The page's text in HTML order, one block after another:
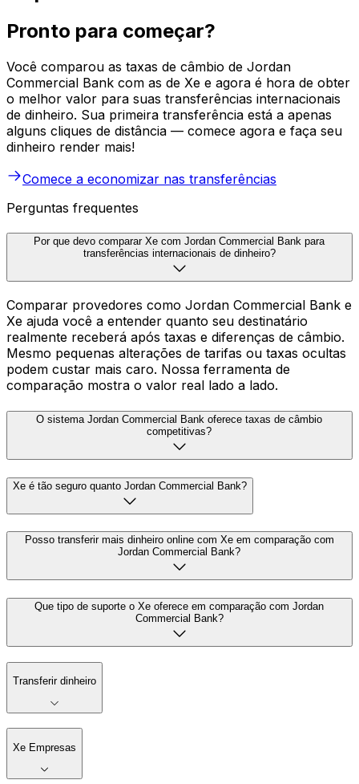
Pronto para começar?
Você comparou as taxas de câmbio de Jordan
Commercial Bank com as de Xe e agora é hora de obter
o melhor valor para suas transferências internacionais
de dinheiro. Sua primeira transferência está a apenas
alguns cliques de distância — comece agora e faça seu
dinheiro render mais!
Comece a economizar nas transferências
Perguntas frequentes
Por que devo comparar Xe com Jordan Commercial Bank para
transferências internacionais de dinheiro?
Comparar provedores como Jordan Commercial Bank e
Xe ajuda você a entender quanto seu destinatário
realmente receberá após taxas e diferenças de câmbio.
Mesmo pequenas alterações de tarifas ou taxas ocultas
podem custar mais caro. Nossa ferramenta de
comparação mostra o valor real lado a lado.
O sistema Jordan Commercial Bank oferece taxas de câmbio
competitivas?
Xe é tão seguro quanto Jordan Commercial Bank?
Posso transferir mais dinheiro online com Xe em comparação com
Jordan Commercial Bank?
Que tipo de suporte o Xe oferece em comparação com Jordan
Commercial Bank?
Transferir dinheiro
Xe Empresas